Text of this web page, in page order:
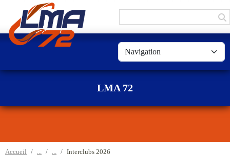
LMA 72
Accueil Interclubs 2026
Panneau de gestion des cookies